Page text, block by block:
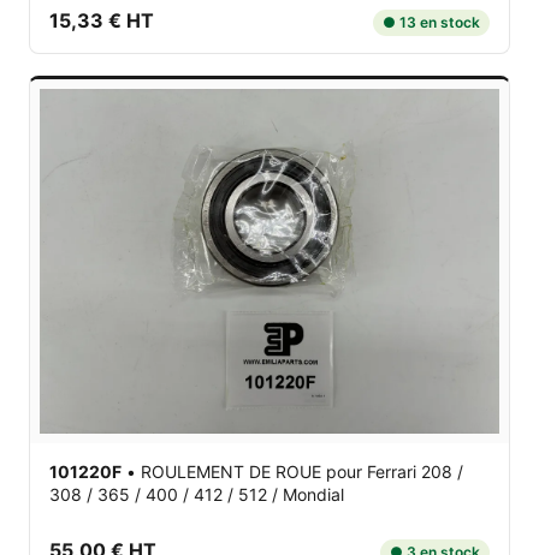
15,33 € HT ● 13 en stock
101220F • ROULEMENT DE ROUE pour Ferrari 208 /
308 / 365 / 400 / 412 / 512 / Mondial
55,00 € HT